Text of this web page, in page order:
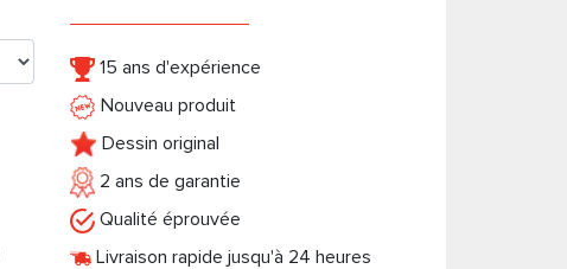
15 ans d'expérience
Nouveau produit
Dessin original
2 ans de garantie
Qualité éprouvée
Livraison rapide jusqu'à 24 heures